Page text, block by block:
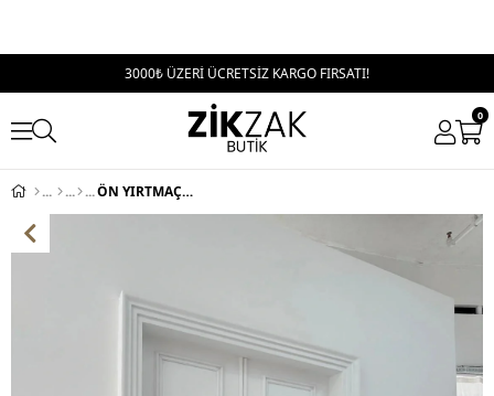
3000₺ ÜZERİ ÜCRETSİZ KARGO FIRSATI!
0
ÖN YIRTMAÇLI YÜKSEK BEL OTTOMAN PANTOLON KAHVE